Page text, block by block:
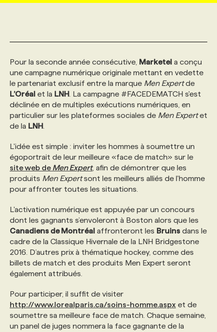
INITIATIVES NUMÉRIQUES
PRIX ET DISTINCTIONS
TENDANCES
MARKETING DURABLE
GEO/SEO
ÉVÉNEMENTIEL
NOS AUTEUR‧RICES
ANNONCEZ AVEC NOUS
PROFIL ENTREPRISE
FAQ
ANNONCEZ AVEC NOUS
PROFIL CANDIDAT
ANNONCEZ AVEC NOUS
NOS PARCOURS DE FORMATIONS
FORMATIONS PERSONNALISÉES
NOS FORMATEUR‧RICES
POURQUOI CHOISIR NOS FORMATIONS
NOS TARIFS
PROGRAMMES DE SUBVENTIONS
FAQ
ANNONCEZ AVEC NOUS
CHASSE DE TÊTE
SERVICE DE CHASSE DE TÊTE
NOS TARIFS
NOS EXPERTISES
FAQ
ANNONCEZ AVEC NOUS
Pour la seconde année consécutive, Marketel a conçu
une campagne numérique originale mettant en vedette
le partenariat exclusif entre la marque Men Expertde
L’Oréal et la LNH . La campagne #FACEDEMATCH s'est
déclinée en de multiples exécutions numériques, en
particulier sur les plateformes sociales de Men Expertet
de la LNH
L'idée est simple : inviter les hommes à soumettre un
égoportrait de leur meilleure «face de match» sur le
site web de Men Expert, afin de démontrer que les
produits Men Expertsont les meilleurs alliés de l'homme
pour affronter toutes les situations.
L'activation numérique est appuyée par un concours
dont les gagnants s’envoleront à Boston alors que les
Canadiens de Montréal affronteront les Bruins dans le
cadre de la Classique Hivernale de la LNH Bridgestone
2016. D’autres prix à thématique hockey, comme des
billets de match et des produits Men Expert seront
également attribués.
Pour participer, il suffit de visiter
http://www.lorealparis.ca/soins-homme.aspx et de
soumettre sa meilleure face de match. Chaque semaine,
un panel de juges nommera la face gagnante de la